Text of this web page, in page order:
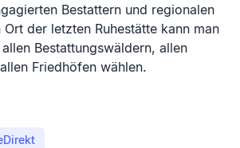
Bestattern und regionalen
der letzten Ruhestätte kann man
Bestattungswäldern, allen
Friedhöfen wählen.